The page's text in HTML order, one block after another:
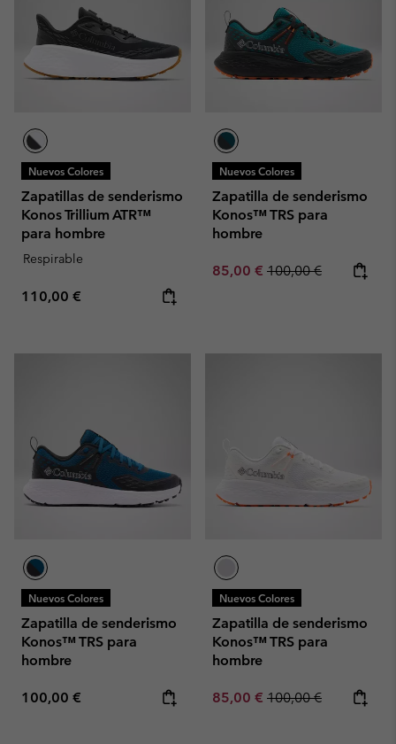
Nuevos Colores
Zapatillas de senderismo
Konos Trillium ATR™
para hombre
Respirable
Regular price:
110,00 €
Nuevos Colores
Zapatilla de senderismo
Konos™ TRS para
hombre
Sale price:
85,00 € Regular price:
100,00 €
Nuevos Colores
Zapatilla de senderismo
Konos™ TRS para
hombre
Regular price:
100,00 €
Nuevos Colores
Zapatilla de senderismo
Konos™ TRS para
hombre
Sale price:
85,00 € Regular price:
100,00 €